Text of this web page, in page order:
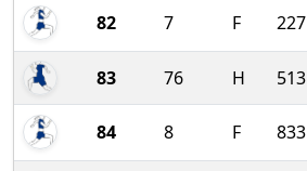
82 7 F 227
83 76 H 513
84 8 F 833